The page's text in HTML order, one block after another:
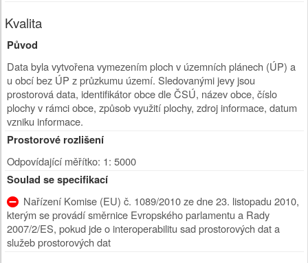
Kvalita
Původ
Data byla vytvořena vymezením ploch v územních plánech (ÚP) a
u obcí bez ÚP z průzkumu území. Sledovanými jevy jsou
prostorová data, identifikátor obce dle ČSÚ, název obce, číslo
plochy v rámci obce, způsob využití plochy, zdroj informace, datum
vzniku informace.
Prostorové rozlišení
Odpovídající měřítko: 1: 5000
Soulad se specifikací
Nařízení Komise (EU) č. 1089/2010 ze dne 23. listopadu 2010,
kterým se provádí směrnice Evropského parlamentu a Rady
2007/2/ES, pokud jde o interoperabilitu sad prostorových dat a
služeb prostorových dat